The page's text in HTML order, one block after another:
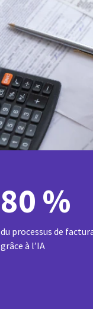
80 %
du processus de
grâce à l’IA